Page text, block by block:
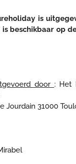
is
beschikbaar op
door : Het
Jourdain 31000